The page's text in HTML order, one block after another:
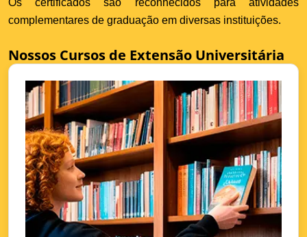
Os certificados são reconhecidos para atividades
complementares de graduação em diversas instituições.
Nossos Cursos de Extensão Universitária